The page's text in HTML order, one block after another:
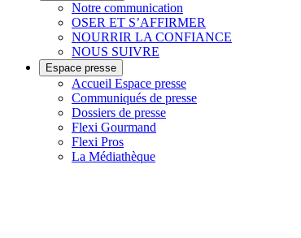
Notre communication
OSER ET S’AFFIRMER
NOURRIR LA CONFIANCE
NOUS SUIVRE
Espace presse
Accueil Espace presse
Communiqués de presse
Dossiers de presse
Flexi Gourmand
Flexi Pros
La Médiathèque